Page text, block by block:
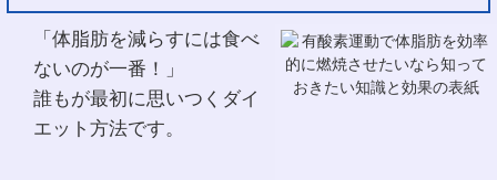
「体脂肪を減らすには食べ
ないのが一番！」
誰もが最初に思いつくダイ
エット方法です。